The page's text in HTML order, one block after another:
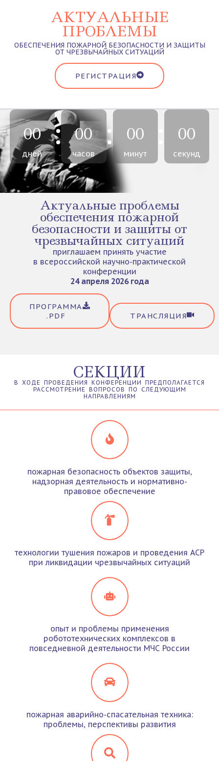
АКТУАЛЬНЫЕ
ПРОБЛЕМЫ
ОБЕСПЕЧЕНИЯ ПОЖАРНОЙ БЕЗОПАСНОСТИ И ЗАЩИТЫ
ОТ ЧРЕЗВЫЧАЙНЫХ СИТУАЦИЙ
РЕГИСТРАЦИЯ
00
дней
00
часов
00
минут
00
секунд
Актуальные проблемы
обеспечения пожарной
безопасности и защиты от
чрезвычайных ситуаций
приглашаем принять участие
в всероссийской научно-практической
конференции
24 апреля 2026 года
ПРОГРАММА
.PDF
ТРАНСЛЯЦИЯ
СЕКЦИИ
В ХОДЕ ПРОВЕДЕНИЯ КОНФЕРЕНЦИИ ПРЕДПОЛАГАЕТСЯ
РАССМОТРЕНИЕ ВОПРОСОВ ПО СЛЕДУЮЩИМ
НАПРАВЛЕНИЯМ
пожарная безопасность объектов защиты,
надзорная деятельность и нормативно-
правовое обеспечение
технологии тушения пожаров и проведения АСР
при ликвидации чрезвычайных ситуаций
опыт и проблемы применения
робототехнических комплексов в
повседневной деятельности МЧС России
пожарная аварийно-спасательная техника:
проблемы, перспективы развития